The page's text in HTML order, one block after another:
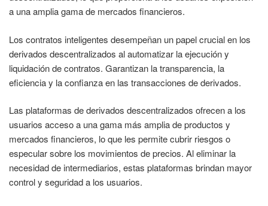
a una amplia gama de mercados financieros.
Los contratos inteligentes desempeñan un papel crucial en los
derivados descentralizados al automatizar la ejecución y
liquidación de contratos. Garantizan la transparencia, la
eficiencia y la confianza en las transacciones de derivados.
Las plataformas de derivados descentralizados ofrecen a los
usuarios acceso a una gama más amplia de productos y
mercados financieros, lo que les permite cubrir riesgos o
especular sobre los movimientos de precios. Al eliminar la
necesidad de intermediarios, estas plataformas brindan mayor
control y seguridad a los usuarios.